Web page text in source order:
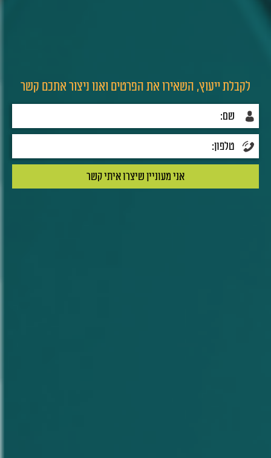
לקבלת ייעוץ, השאירו את הפרטים ואנו ניצור אתכם קשר